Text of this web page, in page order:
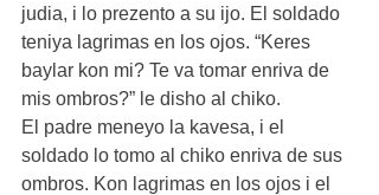
judia, i lo prezento a su ijo. El soldado
teniya lagrimas en los ojos. “Keres
baylar kon mi? Te va tomar enriva de
mis ombros?” le disho al chiko.
El padre meneyo la kavesa, i el
soldado lo tomo al chiko enriva de sus
ombros. Kon lagrimas en los ojos i el